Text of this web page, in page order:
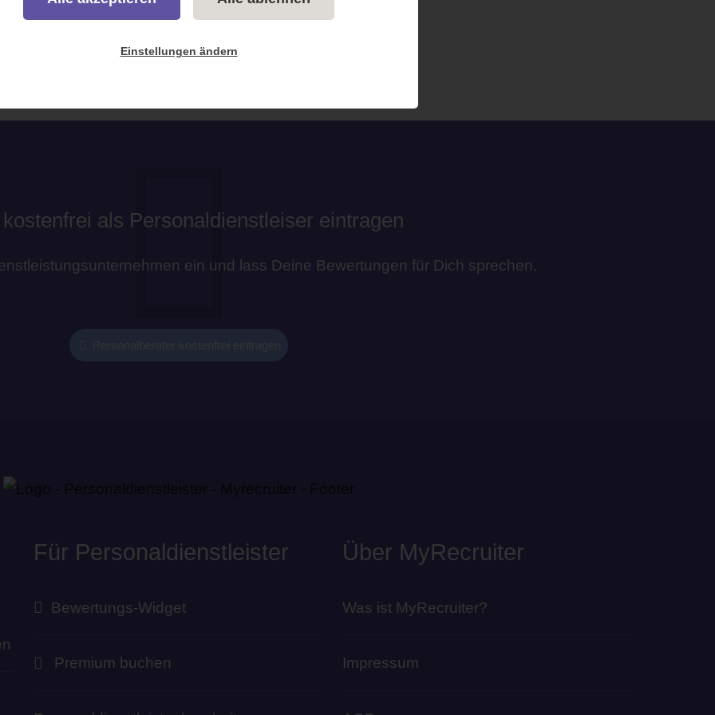
als Personaldienstleiser eintragen
ein und lass Deine Bewertungen für Dich sprechen.
Für Personaldienstleister
Bewertungs-Widget
Premium buchen
Über MyRecruiter
Was ist MyRecruiter?
Impressum
Einstellungen ändern